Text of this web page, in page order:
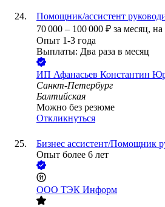
Помощник/ассистент
70 000 – 100 000 ₽ за месяц, на
Опыт 1-3 года
Выплаты: Два раза в месяц
ИП Афанасьев Константин
Санкт-Петербург
Балтийская
Можно без резюме
Откликнуться
Бизнес ассистент/Помощник
Опыт более 6 лет
ООО ТЭК Информ